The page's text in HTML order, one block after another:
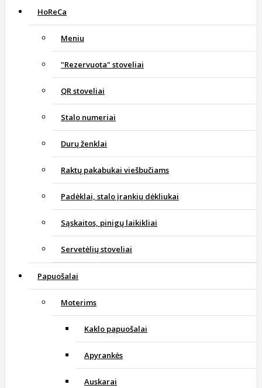
HoReCa
Meniu
"Rezervuota" stoveliai
QR stoveliai
Stalo numeriai
Durų ženklai
Raktų pakabukai viešbučiams
Padėklai, stalo įrankių dėkliukai
Sąskaitos, pinigų laikikliai
Servetėlių stoveliai
Papuošalai
Moterims
Kaklo papuošalai
Apyrankės
Auskarai